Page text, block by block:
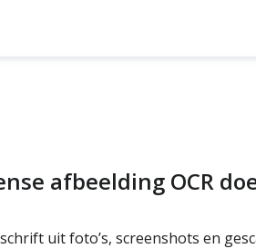
afbeelding OCR
uit foto’s, screenshots en